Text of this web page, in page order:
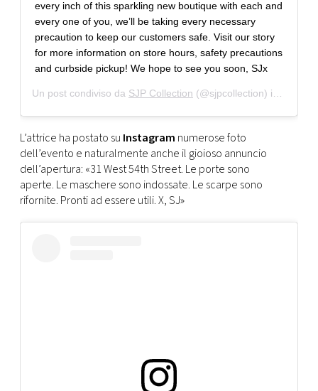
every inch of this sparkling new boutique with each and
every one of you, we’ll be taking every necessary
precaution to keep our customers safe. Visit our story
for more information on store hours, safety precautions
and curbside pickup! We hope to see you soon, SJx
Un post condiviso da SJP Collection (@sjpcollection) in data:
L’attrice ha postato su Instagram numerose foto
dell’evento e naturalmente anche il gioioso annuncio
dell’apertura: «31 West 54th Street. Le porte sono
aperte. Le maschere sono indossate. Le scarpe sono
rifornite. Pronti ad essere utili. X, SJ»